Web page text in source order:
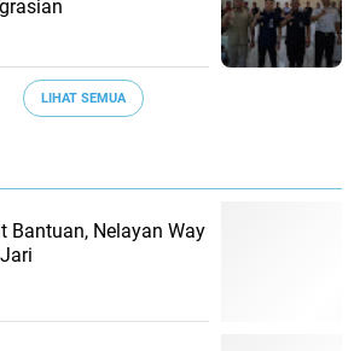
LIHAT SEMUA
Bantuan, Nelayan Way